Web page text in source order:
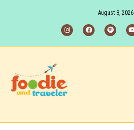
August 8, 2026